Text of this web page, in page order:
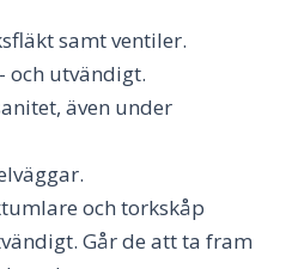
samt ventiler.
och utvändigt.
även under
och torkskåp
Går de att ta fram